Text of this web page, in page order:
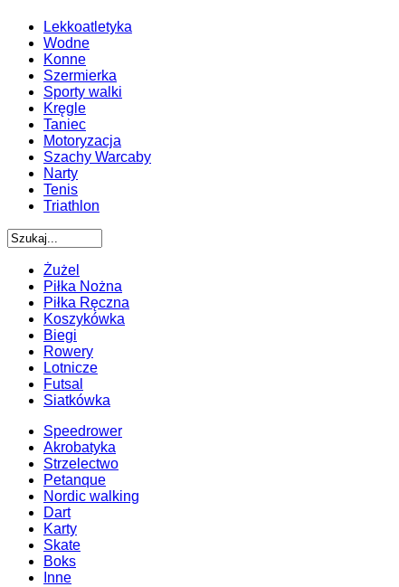
Lekkoatletyka
Wodne
Konne
Szermierka
Sporty walki
Kręgle
Taniec
Motoryzacja
Szachy Warcaby
Narty
Tenis
Triathlon
Żużel
Piłka Nożna
Piłka Ręczna
Koszykówka
Biegi
Rowery
Lotnicze
Futsal
Siatkówka
Speedrower
Akrobatyka
Strzelectwo
Petanque
Nordic walking
Dart
Karty
Skate
Boks
Inne